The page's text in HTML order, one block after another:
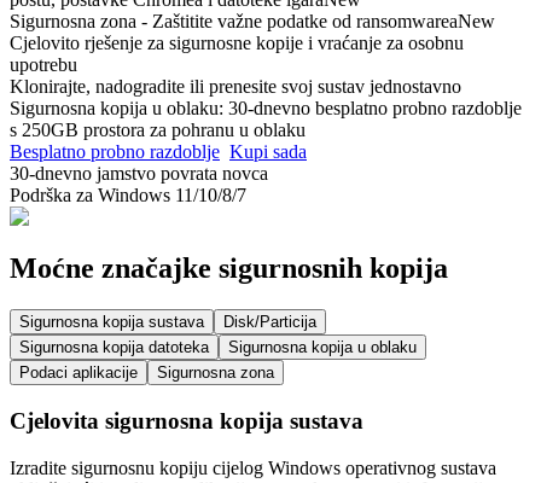
Sigurnosna zona - Zaštitite važne podatke od ransomwareaNew
Cjelovito rješenje za sigurnosne kopije i vraćanje za osobnu
upotrebu
Klonirajte, nadogradite ili prenesite svoj sustav jednostavno
Sigurnosna kopija u oblaku: 30-dnevno besplatno probno razdoblje
s 250GB prostora za pohranu u oblaku
Besplatno probno razdoblje Kupi sada
30-dnevno jamstvo povrata novca
Podrška za Windows 11/10/8/7
Moćne značajke sigurnosnih kopija
Sigurnosna kopija sustava
Disk/Particija
Sigurnosna kopija datoteka
Sigurnosna kopija u oblaku
Podaci aplikacije
Sigurnosna zona
Cjelovita sigurnosna kopija sustava
Izradite sigurnosnu kopiju cijelog Windows operativnog sustava